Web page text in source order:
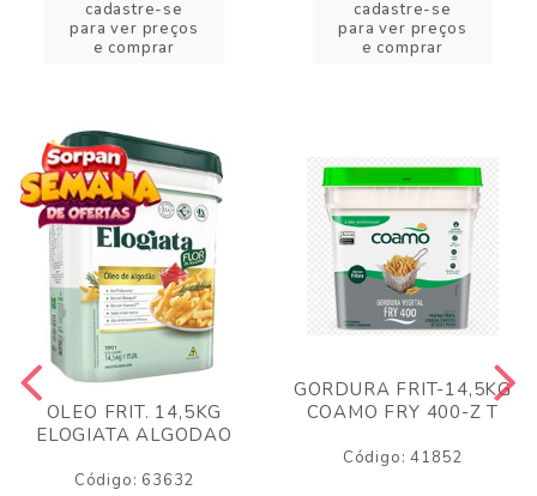
cadastre-se
para ver preços
e comprar
cadastre-se
para ver preços
e comprar
OLEO FRIT. 14,5KG
ELOGIATA ALGODAO
Código: 63632
GORDURA FRIT-14,5KG
COAMO FRY 400-Z T
Código: 41852